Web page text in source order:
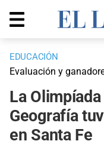
EDUCACIÓN
Evaluación y
La
Geografía
en Santa Fe